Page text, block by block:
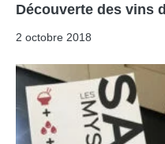
Découverte des vins
2 octobre 2018